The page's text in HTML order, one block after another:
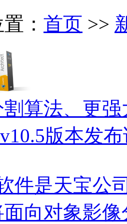
： 首页 >>
割算法、更
版本发
件是天宝公
向对象影